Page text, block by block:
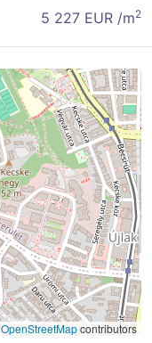
5 227 EUR /m2
OpenStreetMapcontributors